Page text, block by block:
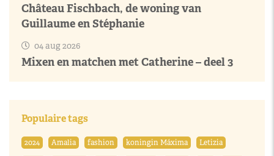
Château Fischbach, de woning van
Guillaume en Stéphanie
04 aug 2026
Mixen en matchen met Catherine – deel 3
Populaire tags
2024 Amalia fashion koningin Máxima
Letizia